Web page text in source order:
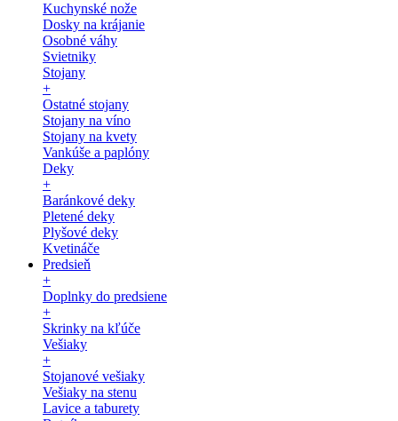
Kuchynské nože
Dosky na krájanie
Osobné váhy
Svietniky
Stojany
+
Ostatné stojany
Stojany na víno
Stojany na kvety
Vankúše a paplóny
Deky
+
Baránkové deky
Pletené deky
Plyšové deky
Kvetináče
Predsieň
+
Doplnky do predsiene
+
Skrinky na kľúče
Vešiaky
+
Stojanové vešiaky
Vešiaky na stenu
Lavice a taburety